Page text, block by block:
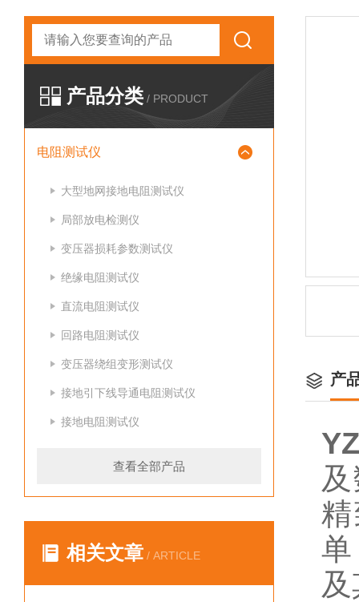
产品分类 / PRODUCT
电阻测试仪
大型地网接地电阻测试仪
局部放电检测仪
变压器损耗参数测试仪
绝缘电阻测试仪
直流电阻测试仪
回路电阻测试仪
变压器绕组变形测试仪
接地引下线导通电阻测试仪
接地电阻测试仪
查看全部产品
相关文章 / ARTICLE
产